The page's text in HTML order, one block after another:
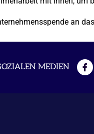
an
MEDIEN